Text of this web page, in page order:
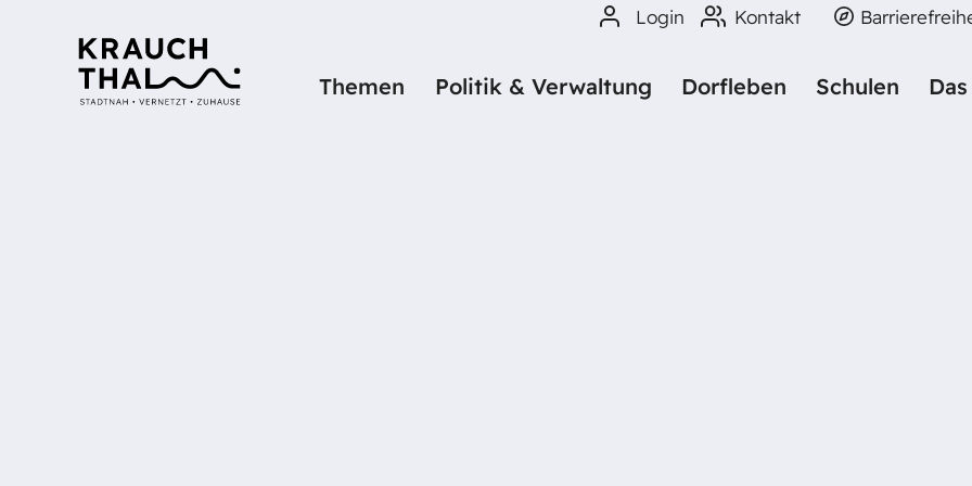
Kontakt
Login
Themen Politik & Verwaltung Dorfleben Schulen